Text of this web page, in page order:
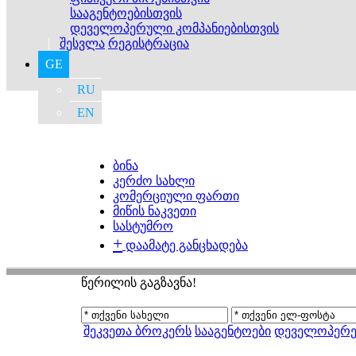
სააგენტოებისთვის
დეველოპერული კომპანიებისთვის
შესვლა რეგისტრაცია
GE
RU
EN
ბინა
კერძო სახლი
კომერციული ფართი
მიწის ნაკვეთი
სასტუმრო
+ დაამატე განცხადება
წერილის გაგზავნა!
შეკვეთა ბროკერს სააგენტოები